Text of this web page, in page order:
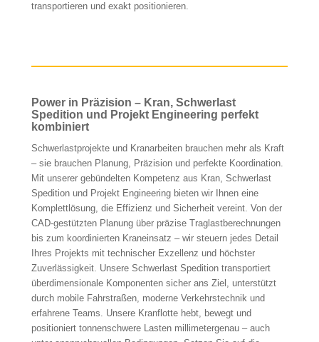
transportieren und exakt positionieren.
Power in Präzision – Kran, Schwerlast
Spedition und Projekt Engineering perfekt
kombiniert
Schwerlastprojekte und Kranarbeiten brauchen mehr als Kraft
– sie brauchen Planung, Präzision und perfekte Koordination.
Mit unserer gebündelten Kompetenz aus Kran, Schwerlast
Spedition und Projekt Engineering bieten wir Ihnen eine
Komplettlösung, die Effizienz und Sicherheit vereint. Von der
CAD-gestützten Planung über präzise Traglastberechnungen
bis zum koordinierten Kraneinsatz – wir steuern jedes Detail
Ihres Projekts mit technischer Exzellenz und höchster
Zuverlässigkeit. Unsere Schwerlast Spedition transportiert
überdimensionale Komponenten sicher ans Ziel, unterstützt
durch mobile Fahrstraßen, moderne Verkehrstechnik und
erfahrene Teams. Unsere Kranflotte hebt, bewegt und
positioniert tonnenschwere Lasten millimetergenau – auch